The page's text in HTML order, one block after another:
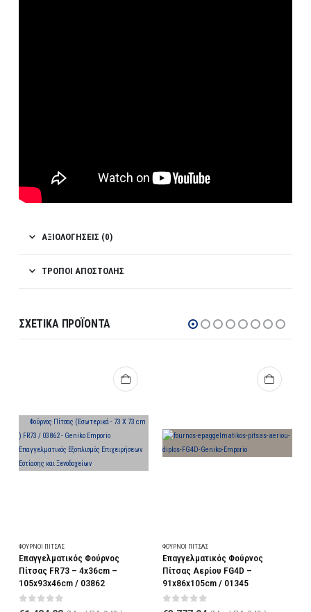
ΑΞΙΟΛΟΓΉΣΕΙΣ (0)
ΤΡΌΠΟΙ ΑΠΟΣΤΟΛΉΣ
ΣΧΕΤΙΚΆ ΠΡΟΪΌΝΤΑ
ΦΟΎΡΝΟΙ ΠΊΤΣΑΣ
Επαγγελματικός Φούρνος
Πίτσας FR73 – 4x36cm –
105x93x46cm / 03862
0out of 5
ΦΟΎΡΝΟΙ ΠΊΤΣΑΣ
Επαγγελματικός Φούρνος
Πίτσας Αερίου FG4D –
91x86x105cm / 01345
0out of 5